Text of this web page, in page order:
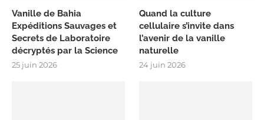
Vanille de Bahia
Expéditions Sauvages et
Secrets de Laboratoire
décryptés par la Science
25 juin 2026
Quand la culture
cellulaire s’invite dans
l’avenir de la vanille
naturelle
24 juin 2026